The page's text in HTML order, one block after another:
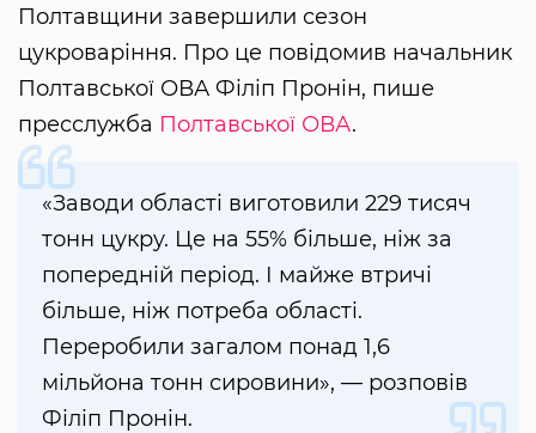
Полтавщини завершили сезон
цукроваріння. Про це повідомив начальник
Полтавської ОВА Філіп Пронін, пише
пресслужба Полтавської ОВА.
«Заводи області виготовили 229 тисяч
тонн цукру. Це на 55% більше, ніж за
попередній період. І майже втричі
більше, ніж потреба області.
Переробили загалом понад 1,6
мільйона тонн сировини», — розповів
Філіп Пронін.